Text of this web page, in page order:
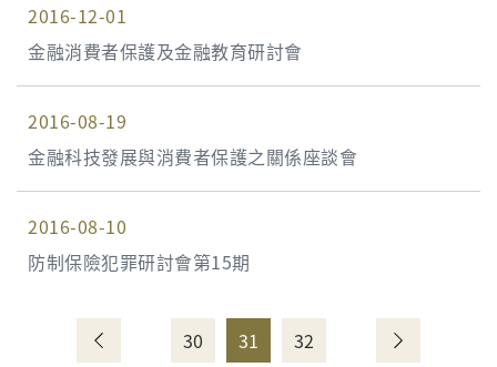
2016-12-01
金融消費者保護及金融教育研討會
2016-08-19
金融科技發展與消費者保護之關係座談會
2016-08-10
防制保險犯罪研討會第15期
30 31 32